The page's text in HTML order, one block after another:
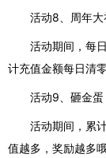
活动8、周年大
活动期间，每
计充值金额每日清零
活动9、砸金蛋
活动期间，累
值越多，奖励越多哦